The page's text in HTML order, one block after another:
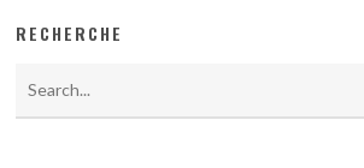
RECHERCHE